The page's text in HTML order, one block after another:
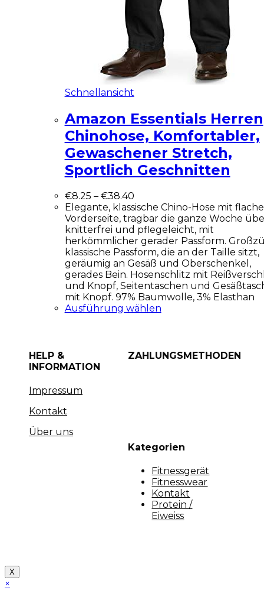
Schnellansicht
Amazon Essentials Herren
Chinohose, Komfortabler,
Gewaschener Stretch,
Sportlich Geschnitten
€8.25 – €38.40
Elegante, klassische Chino-Hose mit
Vorderseite, tragbar die ganze Woche
knitterfrei und pflegeleicht, mit
herkömmlicher gerader Passform.
klassische Passform, die an der Taille sitzt,
geräumig an Gesäß und Oberschenkel,
gerades Bein. Hosenschlitz mit
und Knopf, Seitentaschen und
mit Knopf. 97% Baumwolle, 3% Elasthan
Ausführung wählen
HELP &
INFORMATION
Impressum
Kontakt
Über uns
ZAHLUNGSMETHODEN
Kategorien
Fitnessgerät
Fitnesswear
Kontakt
Protein /
Eiweiss
X
×